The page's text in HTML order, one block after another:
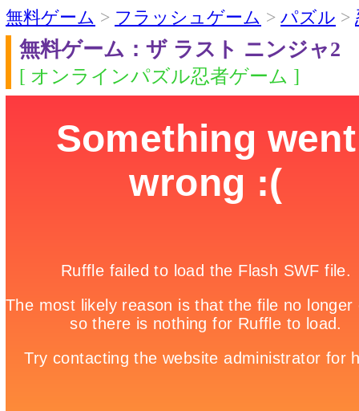
無料ゲーム > フラッシュゲーム > パズル >
無料ゲーム：ザ ラスト ニンジャ2
[ オンラインパズル忍者ゲーム ]